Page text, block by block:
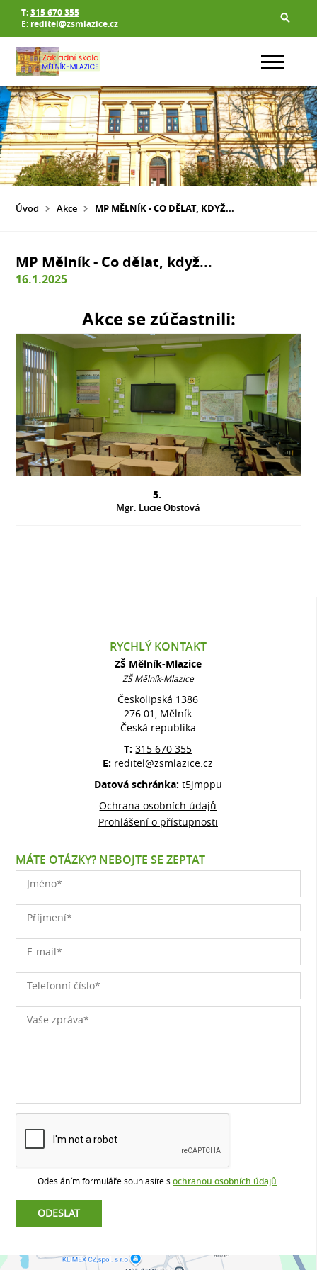
T:315 670 355
E: reditel@zsmlazice.cz
Úvod Akce MP MĚLNÍK - CO DĚLAT, KDYŽ...
MP Mělník - Co dělat, když...
16.1.2025
Akce se zúčastnili:
5.
Mgr. Lucie Obstová
RYCHLÝ KONTAKT
ZŠ Mělník-Mlazice
ZŠ Mělník-Mlazice
Českolipská 1386
276 01, Mělník
Česká republika
T:315 670 355
E: reditel@zsmlazice.cz
Datová schránka: t5jmppu
Ochrana osobních údajů
Prohlášení o přístupnosti
MÁTE OTÁZKY? NEBOJTE SE ZEPTAT
Odesláním formuláře souhlasíte s ochranou osobních údajů